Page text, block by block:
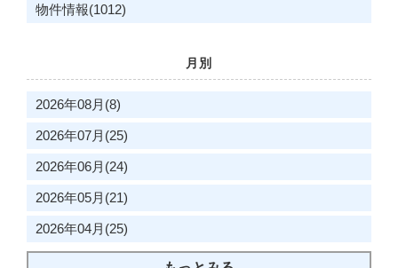
物件情報(1012)
月別
2026年08月(8)
2026年07月(25)
2026年06月(24)
2026年05月(21)
2026年04月(25)